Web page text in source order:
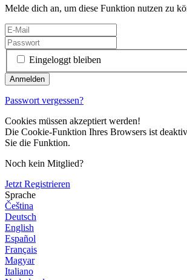
Melde dich an, um diese Funktion nutzen zu
Eingeloggt bleiben
Passwort vergessen?
Cookies müssen akzeptiert werden!
Die Cookie-Funktion Ihres Browsers ist
Sie die Funktion.
Noch kein Mitglied?
Jetzt Registrieren
Sprache
Čeština
Deutsch
English
Español
Français
Magyar
Italiano